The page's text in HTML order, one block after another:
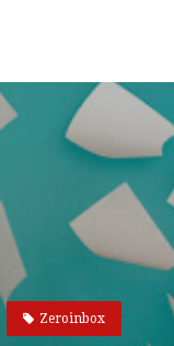
Zeroinbox